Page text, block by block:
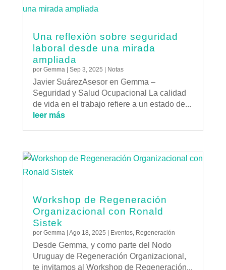
Una reflexión sobre seguridad
laboral desde una mirada
ampliada
por Gemma | Sep 3, 2025 | Notas
Javier SuárezAsesor en Gemma –
Seguridad y Salud Ocupacional La calidad
de vida en el trabajo refiere a un estado de...
leer más
Workshop de Regeneración
Organizacional con Ronald
Sistek
por Gemma| Ago 18, 2025 | Eventos, Regeneración
Desde Gemma, y como parte del Nodo
Uruguay de Regeneración Organizacional,
te invitamos al Workshop de Regeneración...